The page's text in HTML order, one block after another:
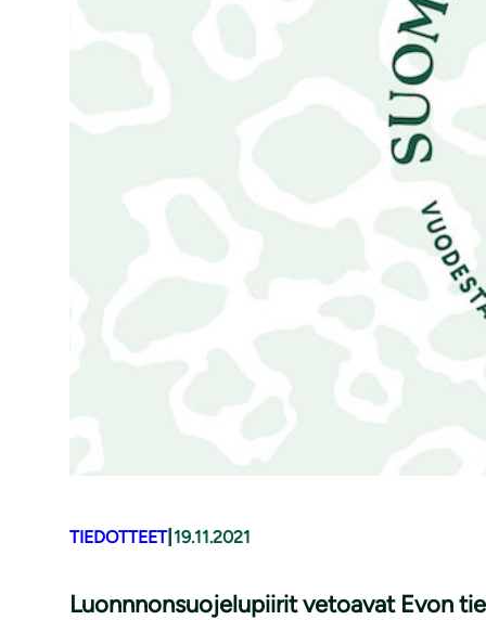
TIEDOTTEET| 19.11.2021
Luonn­non­suo­je­lu­pii­rit vetoavat Evon